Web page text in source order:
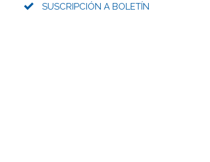
SUSCRIPCIÓN A BOLETÍN